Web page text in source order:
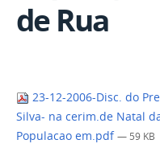
de Rua
23-12-2006-Disc. do
Silva- na cerim.de Natal
Populacao em.pdf — 59 KB